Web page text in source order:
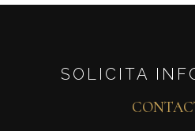
SOLICITA